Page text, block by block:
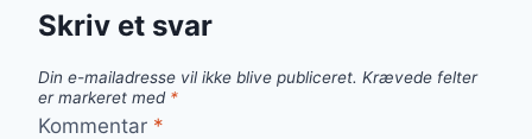
Skriv et svar
Din e-mailadresse vil ikke blive publiceret. Krævede felter
er markeret med *
Kommentar *